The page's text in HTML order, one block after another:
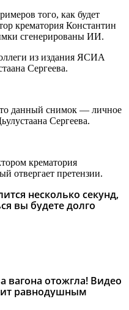
того, как будет
крематория Константин
сгенерированы ИИ.
из издания ЯСИА
Сергеева.
данный снимок — личное
Сергеева.
крематория
отвергает претензии.
несколько секунд,
вы будете долго
вагона отожгла! Видео
равнодушным